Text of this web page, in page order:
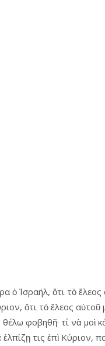
ὁ Ἰσραήλ, ὅτι τὸ
ὅτι τὸ ἔλεος αὐτοῦ
φοβηθῆ· τί νὰ μοὶ
ἐλπίζῃ τις ἐπὶ